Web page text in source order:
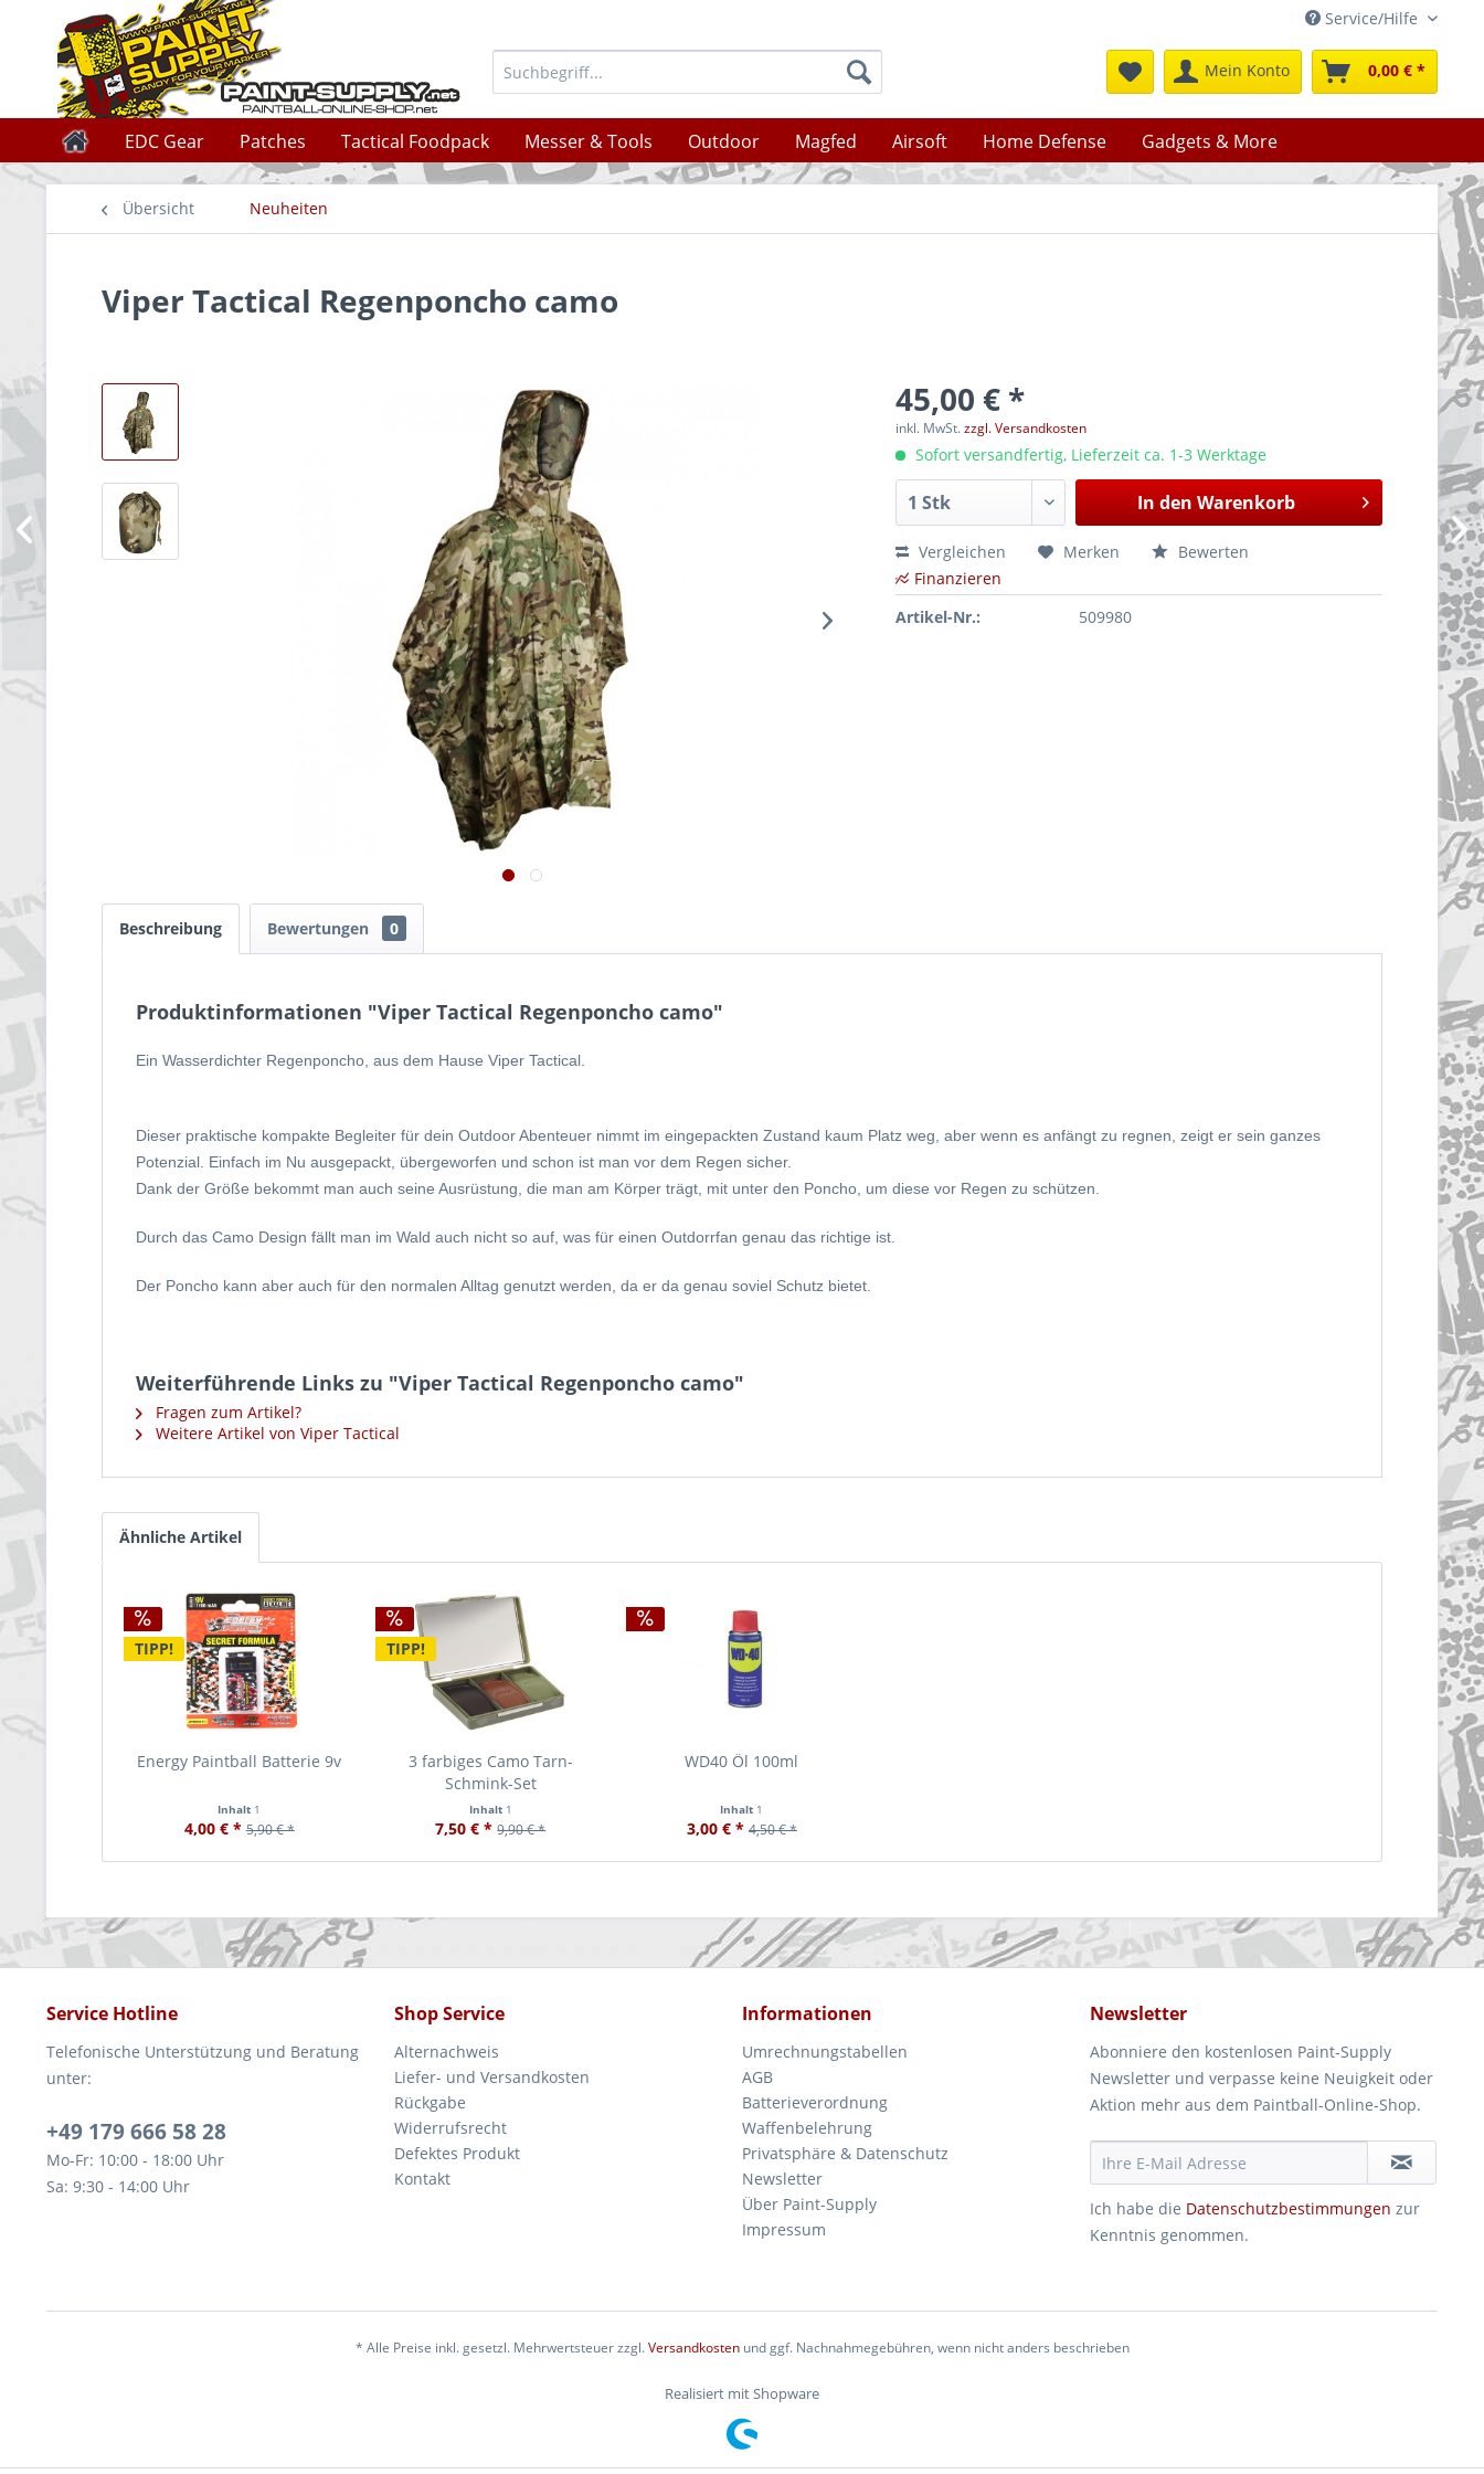
Service/Hilfe
Mein Konto 0,00 € *
EDC Gear Patches Tactical Foodpack Messer & Tools Outdoor Magfed Airsoft Home Defense Gadgets & More
Übersicht Neuheiten
Viper Tactical Regenponcho camo
45,00 € *
inkl. MwSt.zzgl. Versandkosten
Sofort versandfertig, Lieferzeit ca. 1-3 Werktage
In den Warenkorb
Vergleichen Merken
Bewerten
Finanzieren
Artikel-Nr.:
509980
Beschreibung Bewertungen 0
Produktinformationen "Viper Tactical Regenponcho camo"
Ein Wasserdichter Regenponcho, aus dem Hause Viper Tactical.
Dieser praktische kompakte Begleiter für dein Outdoor Abenteuer nimmt im eingepackten Zustand kaum Platz weg, aber wenn es anfängt zu regnen, zeigt er sein ganzes
Potenzial. Einfach im Nu ausgepackt, übergeworfen und schon ist man vor dem Regen sicher.
Dank der Größe bekommt man auch seine Ausrüstung, die man am Körper trägt, mit unter den Poncho, um diese vor Regen zu schützen.
Durch das Camo Design fällt man im Wald auch nicht so auf, was für einen Outdorrfan genau das richtige ist.
Der Poncho kann aber auch für den normalen Alltag genutzt werden, da er da genau soviel Schutz bietet.
Weiterführende Links zu "Viper Tactical Regenponcho camo"
Fragen zum Artikel?
Weitere Artikel von Viper Tactical
Ähnliche Artikel
TIPP!
Energy Paintball Batterie 9v
Inhalt 1
4,00 € * 5,90 € *
TIPP!
3 farbiges Camo Tarn-
Schmink-Set
Inhalt 1
7,50 € * 9,90 € *
WD40 Öl 100ml
Inhalt 1
3,00 € * 4,50 € *
Service Hotline
Telefonische Unterstützung und Beratung
unter:
+49 179 666 58 28
Mo-Fr: 10:00 - 18:00 Uhr
Sa: 9:30 - 14:00 Uhr
Shop Service
Alternachweis
Liefer- und Versandkosten
Rückgabe
Widerrufsrecht
Defektes Produkt
Kontakt
Informationen
Umrechnungstabellen
AGB
Batterieverordnung
Waffenbelehrung
Privatsphäre & Datenschutz
Newsletter
Über Paint-Supply
Impressum
Newsletter
Abonniere den kostenlosen Paint-Supply
Newsletter und verpasse keine Neuigkeit oder
Aktion mehr aus dem Paintball-Online-Shop.
Ich habe die Datenschutzbestimmungen zur
Kenntnis genommen.
* Alle Preise inkl. gesetzl. Mehrwertsteuer zzgl.Versandkostenund ggf. Nachnahmegebühren, wenn nicht anders beschrieben
Realisiert mit Shopware